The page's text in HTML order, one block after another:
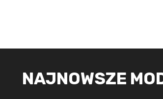
NAJNOWSZE